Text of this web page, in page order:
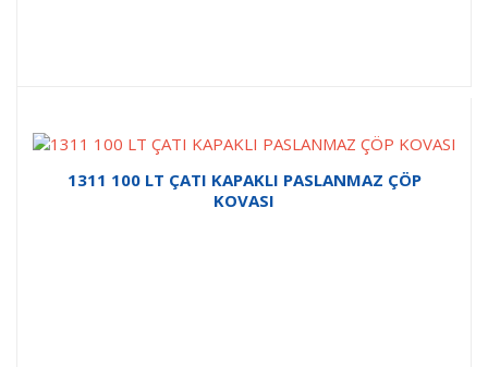
1311 100 LT ÇATI KAPAKLI PASLANMAZ ÇÖP
KOVASI